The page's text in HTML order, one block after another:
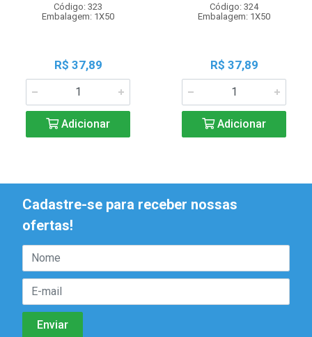
Código: 323
Embalagem: 1X50
R$ 37,89
Adicionar
Código: 324
Embalagem: 1X50
R$ 37,89
Adicionar
Cadastre-se para receber nossas
ofertas!